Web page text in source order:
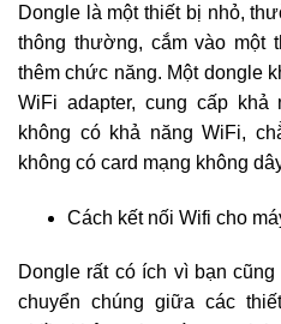
Dongle là một thiết bị nhỏ,
thông thường, cắm vào một
thêm chức năng. Một dongle
WiFi adapter, cung cấp
không có khả năng WiFi,
không có card mạng không
Cách kết nối Wifi cho
Dongle rất có ích vì bạn
chuyển chúng giữa các